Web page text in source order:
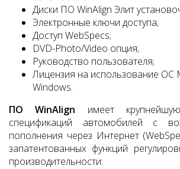
Диски ПО WinAlign Элит
Электронные ключи доступа;
Доступ WebSpecs;
DVD-Photo/Video опция;
Руководство пользователя;
Лицензия на использование ОС
Windows.
ПО WinAlign имеет
спецификаций автомобилей c
пополнения через Интернет
запатентованных функций
производительности: